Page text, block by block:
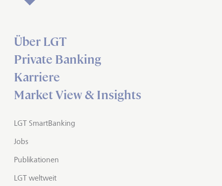
Über LGT
Private Banking
Karriere
Market View & Insights
LGT SmartBanking
Jobs
Publikationen
LGT weltweit